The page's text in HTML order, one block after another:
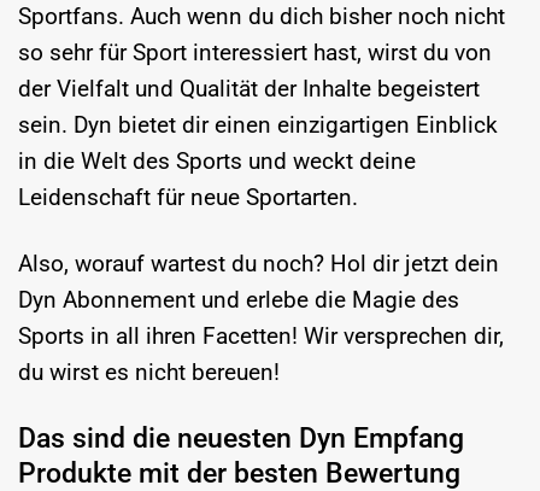
Sportfans. Auch wenn du dich bisher noch nicht
so sehr für Sport interessiert hast, wirst du von
der Vielfalt und Qualität der Inhalte begeistert
sein. Dyn bietet dir einen einzigartigen Einblick
in die Welt des Sports und weckt deine
Leidenschaft für neue Sportarten.
Also, worauf wartest du noch? Hol dir jetzt dein
Dyn Abonnement und erlebe die Magie des
Sports in all ihren Facetten! Wir versprechen dir,
du wirst es nicht bereuen!
Das sind die neuesten Dyn Empfang
Produkte mit der besten Bewertung